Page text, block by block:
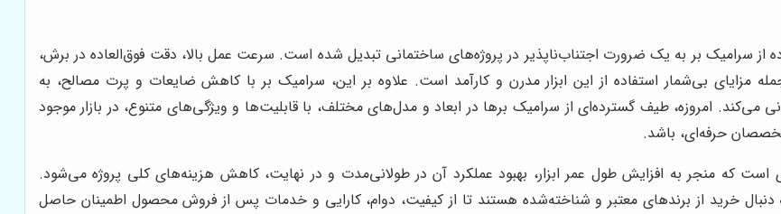
از سرامیک بر به یک ضرورت اجتناب‌ناپذیر در پروژه‌های ساختمانی تبدیل شده است. سرعت عمل بالا، دقت فوق‌العاده در برش،
بی‌شمار استفاده از این ابزار مدرن و کارآمد است. علاوه بر این، سرامیک بر با کاهش ضایعات و پرت مصالح، به
امروزه، طیف گسترده‌ای از سرامیک برها در ابعاد و مدل‌های مختلف، با قابلیت‌ها و ویژگی‌های متنوع، در بازار موجود
حرفه‌ای، باشد.
است که منجر به افزایش طول عمر ابزار، بهبود عملکرد آن در طولانی‌مدت و در نهایت، کاهش هزینه‌های کلی پروژه می‌شود.
دنبال خرید از برندهای معتبر و شناخته‌شده هستند تا از کیفیت، دوام، کارایی و خدمات پس از فروش محصول اطمینان حاصل